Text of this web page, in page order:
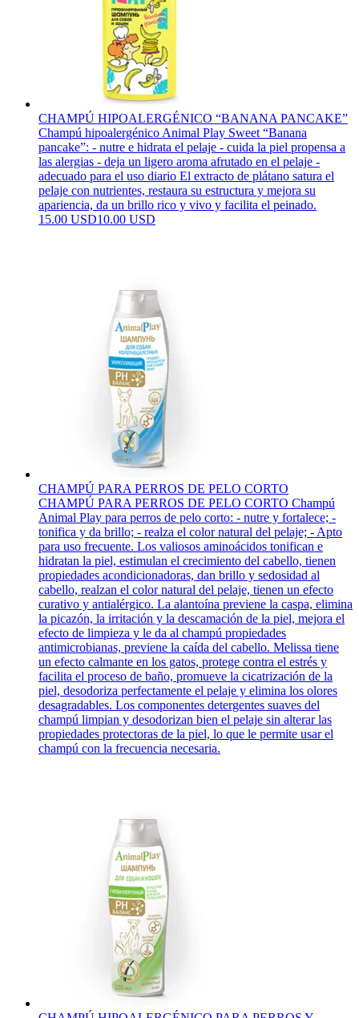
CHAMPÚ HIPOALERGÉNICO “BANANA PANCAKE”
Champú hipoalergénico Animal Play Sweet “Banana
pancake”: - nutre e hidrata el pelaje - cuida la piel propensa a
las alergias - deja un ligero aroma afrutado en el pelaje -
adecuado para el uso diario El extracto de plátano satura el
pelaje con nutrientes, restaura su estructura y mejora su
apariencia, da un brillo rico y vivo y facilita el peinado.
15.00 USD10.00 USD
CHAMPÚ PARA PERROS DE PELO CORTO
CHAMPÚ PARA PERROS DE PELO CORTO Champú
Animal Play para perros de pelo corto: - nutre y fortalece; -
tonifica y da brillo; - realza el color natural del pelaje; - Apto
para uso frecuente. Los valiosos aminoácidos tonifican e
hidratan la piel, estimulan el crecimiento del cabello, tienen
propiedades acondicionadoras, dan brillo y sedosidad al
cabello, realzan el color natural del pelaje, tienen un efecto
curativo y antialérgico. La alantoína previene la caspa, elimina
la picazón, la irritación y la descamación de la piel, mejora el
efecto de limpieza y le da al champú propiedades
antimicrobianas, previene la caída del cabello. Melissa tiene
un efecto calmante en los gatos, protege contra el estrés y
facilita el proceso de baño, promueve la cicatrización de la
piel, desodoriza perfectamente el pelaje y elimina los olores
desagradables. Los componentes detergentes suaves del
champú limpian y desodorizan bien el pelaje sin alterar las
propiedades protectoras de la piel, lo que le permite usar el
champú con la frecuencia necesaria.